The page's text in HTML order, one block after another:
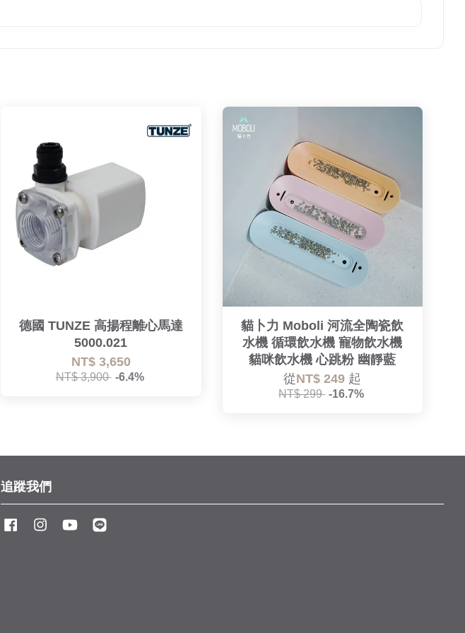
德國 TUNZE 高揚程離心馬達
5000.021
NT$ 3,650
NT$ 3,900 -6.4%
貓卜力 Moboli 河流全陶瓷飲
水機 循環飲水機 寵物飲水機
貓咪飲水機 心跳粉 幽靜藍
從NT$ 249 起
NT$ 299 -16.7%
追蹤我們
FacebookInstagramYouTube